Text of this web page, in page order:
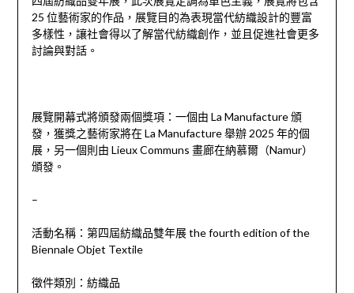
25 位藝術家的作品，展覽目的為表現當代紡織設計的豐富
多樣性，讓社會得以了解當代紡織創作，並且促進社會更多
討論與對話。
展覽開幕式將頒發兩個獎項：一個由 La Manufacture 頒
發，獲獎之藝術家將在 La Manufacture 舉辦 2025 年的個
展，另一個則由 Lieux Communs 畫廊在納慕爾（Namur）
頒發。
–
活動名稱：第四屆紡織品雙年展 the fourth edition of the
Biennale Objet Textile
徵件類別：紡織品